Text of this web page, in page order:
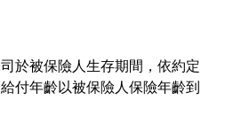
於被保險人生存期間，依約定
付年齡以被保險人保險年齡到